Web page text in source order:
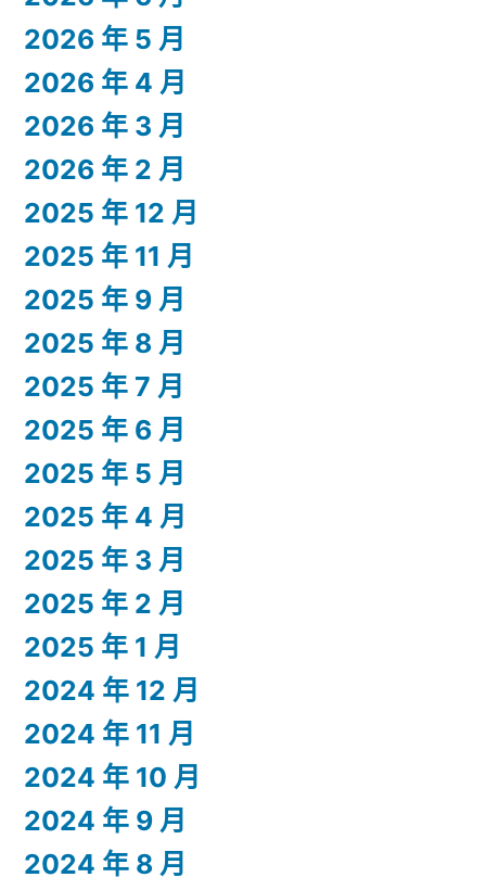
2026 年 5 月
2026 年 4 月
2026 年 3 月
2026 年 2 月
2025 年 12 月
2025 年 11 月
2025 年 9 月
2025 年 8 月
2025 年 7 月
2025 年 6 月
2025 年 5 月
2025 年 4 月
2025 年 3 月
2025 年 2 月
2025 年 1 月
2024 年 12 月
2024 年 11 月
2024 年 10 月
2024 年 9 月
2024 年 8 月